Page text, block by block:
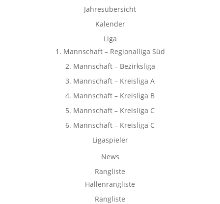
Jahresübersicht
Kalender
Liga
1. Mannschaft – Regionalliga Süd
2. Mannschaft – Bezirksliga
3. Mannschaft – Kreisliga A
4. Mannschaft – Kreisliga B
5. Mannschaft – Kreisliga C
6. Mannschaft – Kreisliga C
Ligaspieler
News
Rangliste
Hallenrangliste
Rangliste